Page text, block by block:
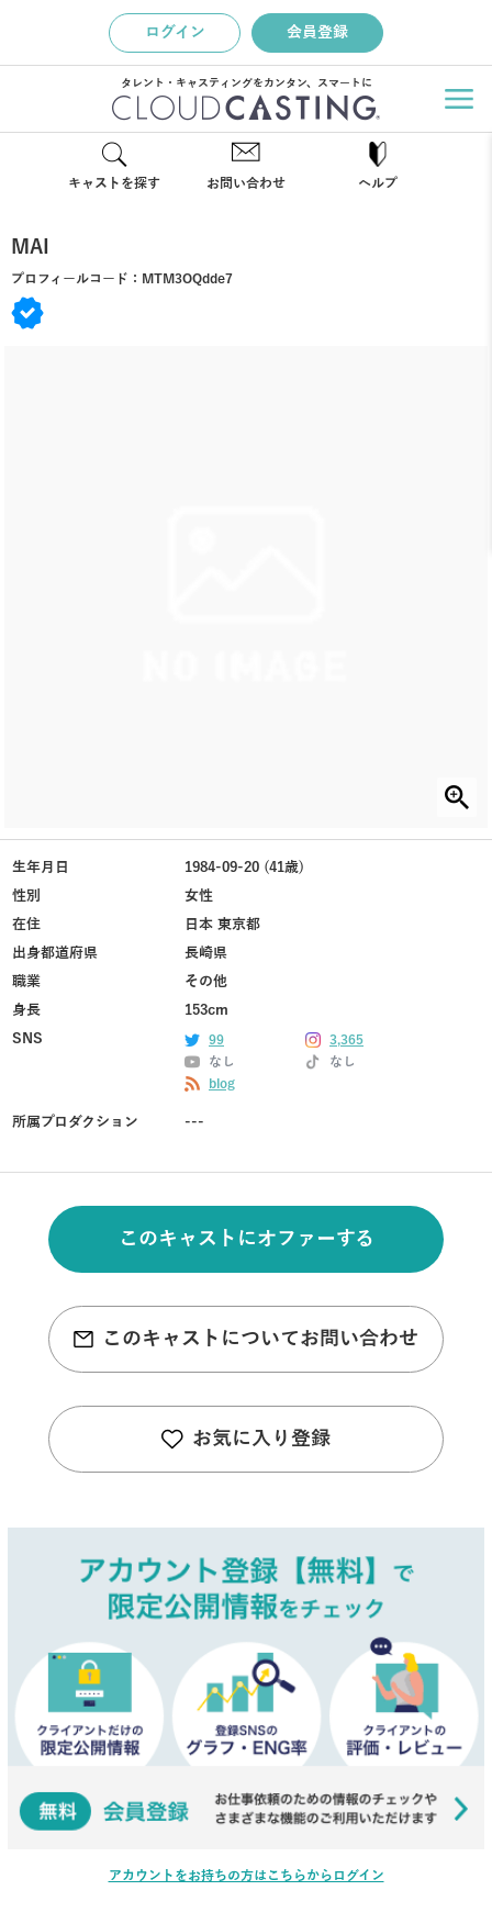
ログイン 会員登録
タレント・キャスティングをカンタン、スマートに
キャストを探す お問い合わせ ヘルプ
MAI
プロフィールコード： MTM3OQdde7
生年月日
1984-09-20 (41歳)
性別
女性
在住
日本 東京都
出身都道府県
長崎県
職業
その他
身長
153cm
SNS
99
3,365
なし
なし
blog
所属プロダクション ---
このキャストにオファーする
このキャストについてお問い合わせ
お気に入り登録
アカウントをお持ちの方はこちらからログイン